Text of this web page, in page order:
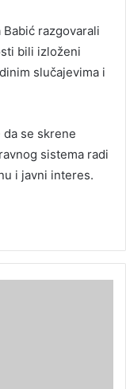
razgovarali
bili izloženi
slučajevima i
da se skrene
sistema radi
i javni interes.